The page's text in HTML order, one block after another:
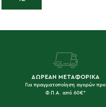
ΔΩΡΕΑΝ ΜΕΤΑΦΟΡΙΚΑ
Για πραγματοποίηση αγορών προ
Φ.Π.Α. από 60€*